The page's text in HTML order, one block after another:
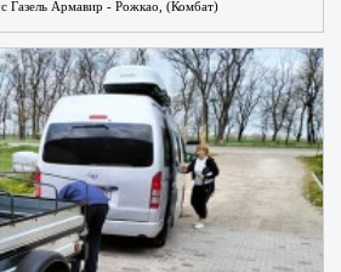
Газель Армавир - Рожкао, (Комбат)